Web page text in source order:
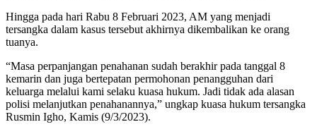
Hingga pada hari Rabu 8 Februari 2023, AM yang menjadi
tersangka dalam kasus tersebut akhirnya dikembalikan ke orang
tuanya.
“Masa perpanjangan penahanan sudah berakhir pada tanggal 8
kemarin dan juga bertepatan permohonan penangguhan dari
keluarga melalui kami selaku kuasa hukum. Jadi tidak ada alasan
polisi melanjutkan penahanannya,” ungkap kuasa hukum tersangka
Rusmin Igho, Kamis (9/3/2023).